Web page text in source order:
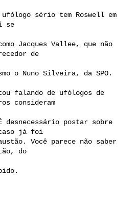
ufólogo sério tem Roswell em
se
Jacques Vallee, que não
de
o Nuno Silveira, da SPO.
falando de ufólogos de
consideram
desnecessário postar sobre
já foi
Você parece não saber
do